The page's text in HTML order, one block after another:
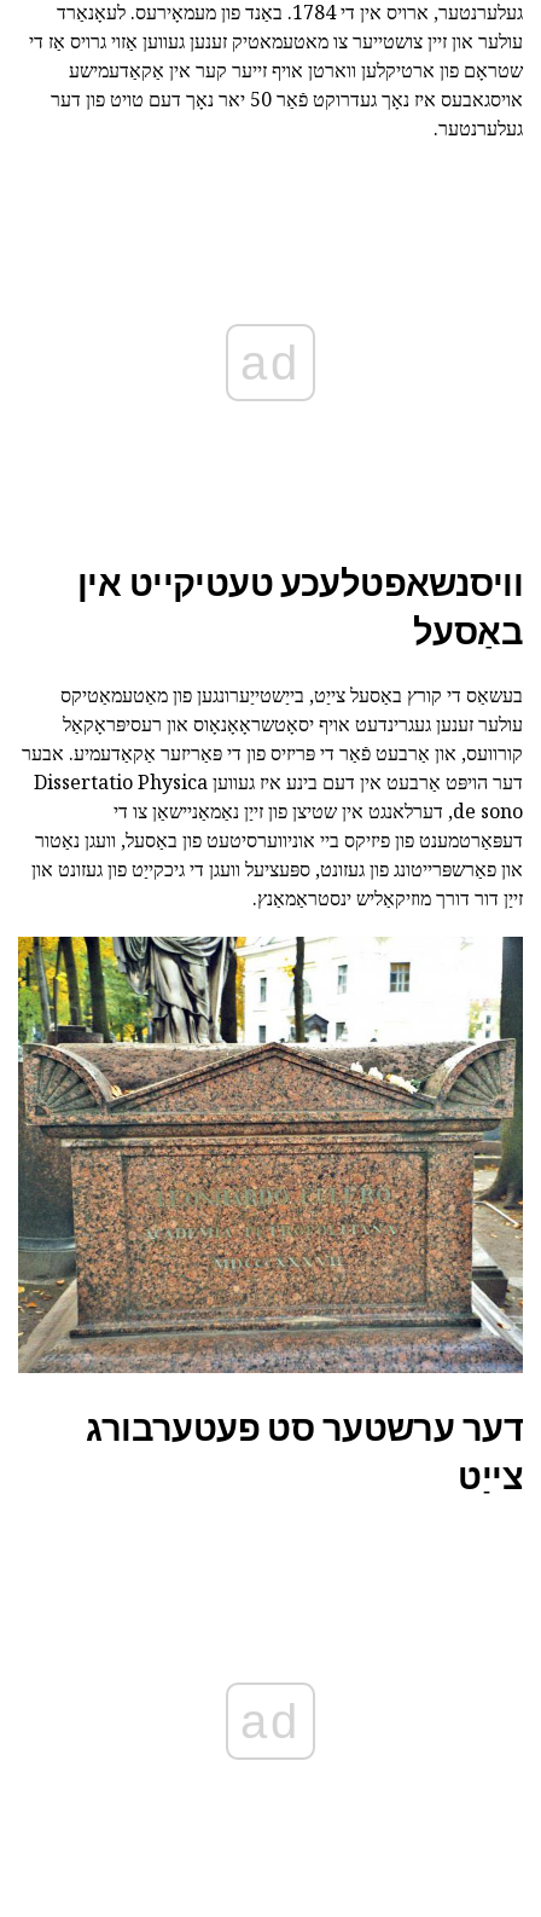
געלערנטער, ארויס אין די 1784. באַנד פון מעמאָירעס. לעאָנאַרד
עולער און זיין צושטייער צו מאטעמאטיק זענען געווען אַזוי גרויס אַז די
שטראָם פון ארטיקלען ווארטן אויף זייער קער אין אַקאַדעמישע
אויסגאבעס איז נאָך געדרוקט פֿאַר 50 יאר נאָך דעם טויט פון דער
געלערנטער.
ad
וויסנשאפטלעכע טעטיקייט אין
באַסעל
בעשאַס די קורץ באַסעל צייַט, בייַשטייַערונגען פון מאַטעמאַטיקס
עולער זענען געגרינדעט אויף יסאָטשראָאָנאָוס און רעסיפּראָקאַל
קורוועס, און אַרבעט פֿאַר די פּריזיס פון די פּאַריזער אַקאַדעמיע. אבער
דער הויפּט אַרבעט אין דעם בינע איז געווען Dissertatio Physica
de sono, דערלאנגט אין שטיצן פון זייַן נאַמאַניישאַן צו די
דעפּאַרטמענט פון פיזיקס ביי אוניווערסיטעט פון באַסעל, וועגן נאַטור
און פאַרשפּרייטונג פון געזונט, ספּעציעל וועגן די גיכקייַט פון געזונט און
זייַן דור דורך מוזיקאַליש ינסטראַמאַנץ.
דער ערשטער סט פעטערבורג
צייַט
ad